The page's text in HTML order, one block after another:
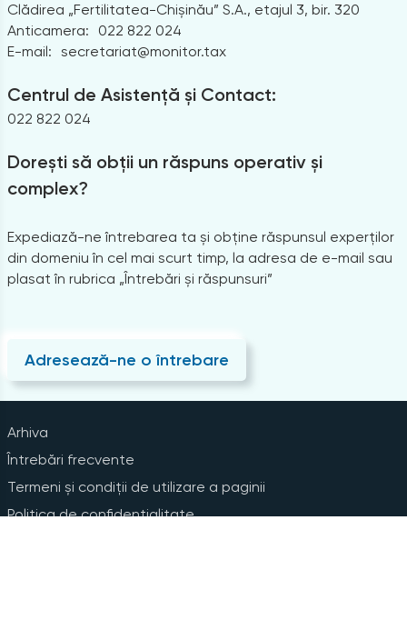
Clădirea „Fertilitatea-Chișinău” S.A., etajul 3, bir. 320
Anticamera:
022 822 024
E-mail: secretariat@monitor.tax
Centrul de Asistență și Contact:
022 822 024
Dorești să obții un răspuns operativ și
complex?
Expediază-ne întrebarea ta și obține răspunsul experților
din domeniu în cel mai scurt timp, la adresa de e-mail sau
plasat în rubrica „Întrebări și răspunsuri”
Adresează-ne o întrebare
Arhiva
Întrebări frecvente
Termeni și condiții de utilizare a paginii
Politica de confidențialitate